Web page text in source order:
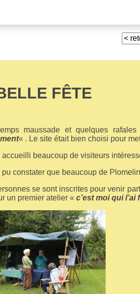
FÊTE
maussade et quelques
« . Le site était bien choisi pour
accueilli beaucoup de visiteurs
pu constater que beaucoup de
se sont inscrites pour venir
un premier atelier « c’est moi qui l’ai